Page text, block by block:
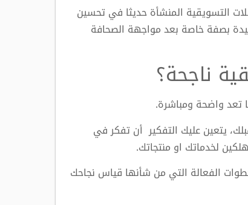
التسويقية المنشأة حديثا في تحسين
بصفة خاصة بعد مواجهة الصحافة
ناجحة؟
تعد واضحة ومباشرة.
يتعين عليك التفكير أن تفكر في
لخدماتك او منتجاتك.
الفعالة التي من شأنها قياس نجاحك